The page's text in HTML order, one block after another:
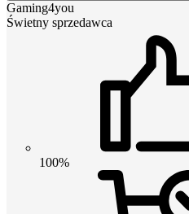
Gaming4you
Świetny sprzedawca
100%